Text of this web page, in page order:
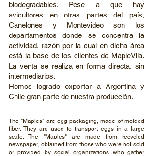
biodegradables. Pese a que hay
avicultores en otras partes del país,
Canelones y Montevideo son los
departamentos donde se concentra la
actividad, razón por la cual en dicha área
está la base de los clientes de MapleVila.
La venta se realiza en forma directa, sin
intermediarios.
Hemos logrado exportar a Argentina y
Chile gran parte de nuestra producción.
The "Maples" are egg packaging, made of molded
fiber. They are used to transport eggs in a large
scale. The "Maples" are made from recycled
newspaper, obtained from those who were not sold
or provided by social organizations who gather